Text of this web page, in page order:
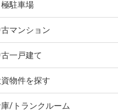
極駐車場
マンション
一戸建て
物件を探す
/トランクルーム